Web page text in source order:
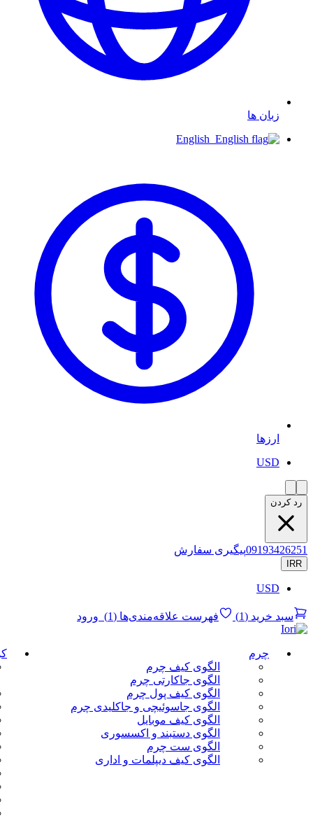
زبان ها
English
ارزها
USD
رد کردن
09193426251پیگیری سفارش
IRR
USD
سبد خرید (
1
) فهرست علاقه‌مندی‌ها (
1
) ورود
چرم
الگوی کیف چرم
الگوی جاکارتی چرم
الگوی کیف پول چرم
الگوی جاسوئیچی و جاکلیدی چرم
الگوی کیف موبایل
الگوی دستبند و اکسسوری
الگوی ست چرم
الگوی کیف دیپلمات و اداری